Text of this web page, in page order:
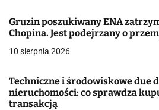
p
i
u
Gruzin poszukiwany ENA
Chopina. Jest podejrzany o
10 sierpnia 2026
Techniczne i środowiskowe due
nieruchomości: co sprawdza
transakcją